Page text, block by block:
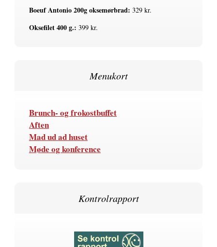
Boeuf Antonio 200g oksemørbrad: 329 kr.
Oksefilet 400 g.: 399 kr.
Menukort
Brunch- og frokostbuffet
Aften
Mad ud ad huset
Møde og konference
Kontrolrapport